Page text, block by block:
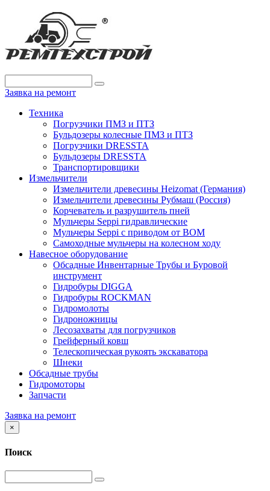
Заявка на ремонт
Техника
Погрузчики ПМЗ и ПТЗ
Бульдозеры колесные ПМЗ и ПТЗ
Погрузчики DRESSTA
Бульдозеры DRESSTA
Транспортировщики
Измельчители
Измельчители древесины Heizomat (Германия)
Измельчители древесины Рубмаш (Россия)
Корчеватель и разрушитель пней
Мульчеры Seppi гидравлические
Мульчеры Seppi с приводом от ВОМ
Самоходные мульчеры на колесном ходу
Навесное оборудование
Обсадные Инвентарные Трубы и Буровой
инструмент
Гидробуры DIGGA
Гидробуры ROCKMAN
Гидромолоты
Гидроножницы
Лесозахваты для погрузчиков
Грейферный ковш
Телескопическая рукоять экскаватора
Шнеки
Обсадные трубы
Гидромоторы
Запчасти
Заявка на ремонт
×
Поиск